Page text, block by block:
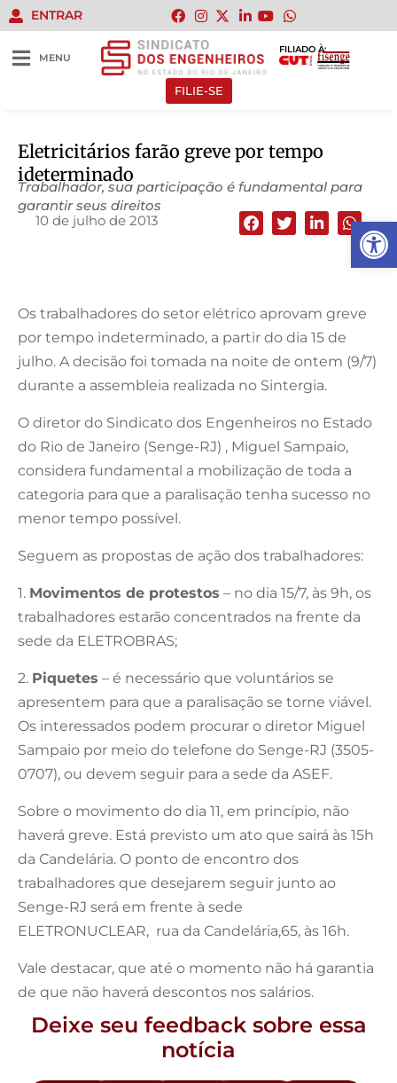
Abrir
ENTRAR
MENU
FILIADO À:
FILIE-SE
Eletricitários farão greve por tempo
ideterminado
Trabalhador, sua participação é fundamental para
garantir seus direitos
10 de julho de 2013
Os trabalhadores do setor elétrico aprovam greve
por tempo indeterminado, a partir do dia 15 de
julho. A decisão foi tomada na noite de ontem (9/7)
durante a assembleia realizada no Sintergia.
O diretor do Sindicato dos Engenheiros no Estado
do Rio de Janeiro (Senge-RJ) , Miguel Sampaio,
considera fundamental a mobilização de toda a
categoria para que a paralisação tenha sucesso no
menor tempo possível.
Seguem as propostas de ação dos trabalhadores:
1. Movimentos de protestos – no dia 15/7, às 9h, os
trabalhadores estarão concentrados na frente da
sede da ELETROBRAS;
2. Piquetes – é necessário que voluntários se
apresentem para que a paralisação se torne viável.
Os interessados podem procurar o diretor Miguel
Sampaio por meio do telefone do Senge-RJ (3505-
0707), ou devem seguir para a sede da ASEF.
Sobre o movimento do dia 11, em princípio, não
haverá greve. Está previsto um ato que sairá às 15h
da Candelária. O ponto de encontro dos
trabalhadores que desejarem seguir junto ao
Senge-RJ será em frente à sede
ELETRONUCLEAR, rua da Candelária,65, às 16h.
Vale destacar, que até o momento não há garantia
de que não haverá descontos nos salários.
Deixe seu feedback sobre essa
notícia